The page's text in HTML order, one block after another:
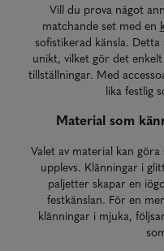
Vill du prova något
matchande set med en
sofistikerad känsla.
unikt, vilket gör det
tillställningar. Med
lika festlig
Material som
Valet av material kan
upplevs. Klänningar i
paljetter skapar en
festkänslan. För en
klänningar i mjuka,